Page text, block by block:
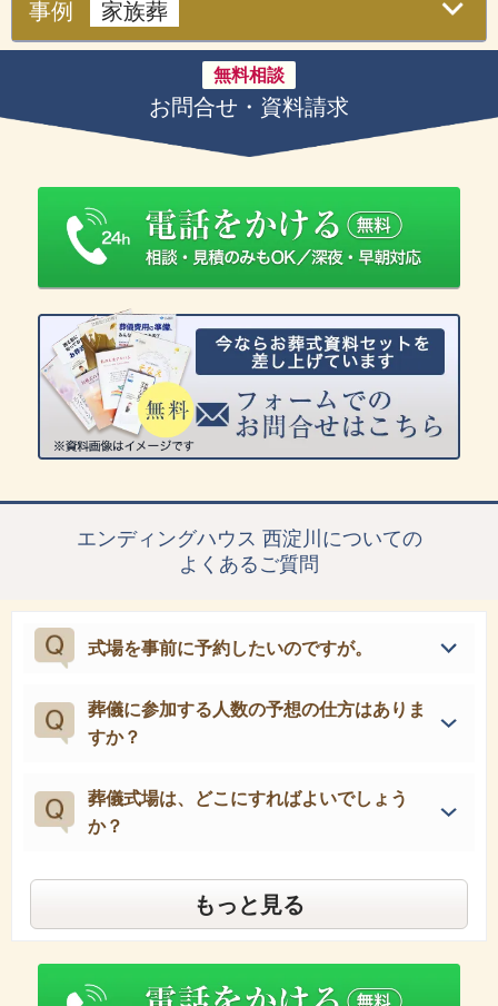
事例 家族葬
無料相談
お問合せ・資料請求
エンディングハウス 西淀川についての
よくあるご質問
式場を事前に予約したいのですが。
葬儀に参加する人数の予想の仕方はありま
すか？
葬儀式場は、どこにすればよいでしょう
か？
もっと見る